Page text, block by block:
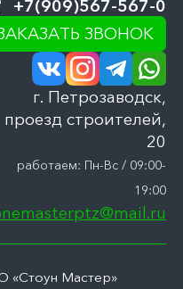
+7(909)567-567-0
ЗВОНОК
г. Петрозаводск,
проезд строителей,
20
работаем: Пн-Вс / 09:00-
19:00
Мастер»